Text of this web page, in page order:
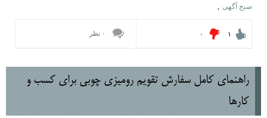
صبح آگهی ,
۱ ۰ ۰ نظر
راهنمای کامل سفارش تقویم رومیزی چوبی برای کسب ‌و
کارها